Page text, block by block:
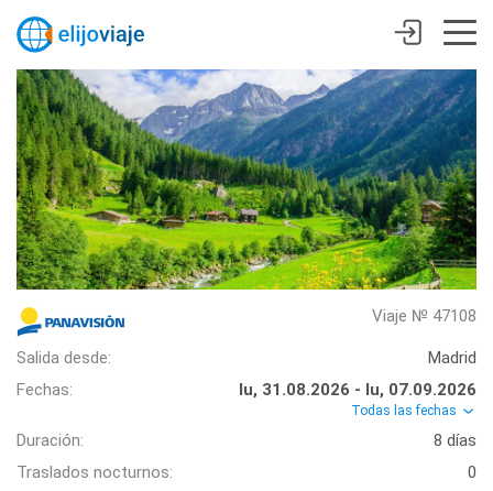
Viaje № 47108
Salida desde:
Madrid
Fechas:
lu, 31.08.2026 - lu, 07.09.2026
Todas las fechas
Duración:
8 días
Traslados nocturnos:
0